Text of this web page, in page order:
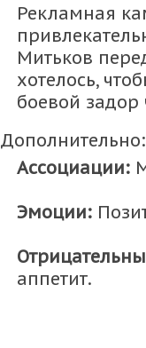
Рекламная
Митьков
хотелось,
боевой задор
Дополнительно:
Ассоциации:
Эмоции:
аппетит.